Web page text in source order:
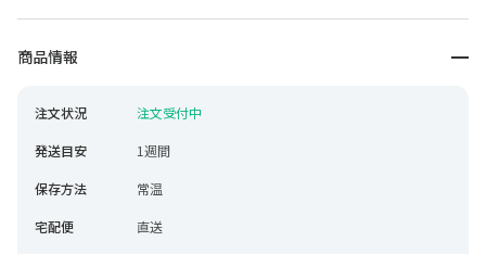
商品情報
注文状況
注文受付中
発送目安
1週間
保存方法
常温
宅配便
直送